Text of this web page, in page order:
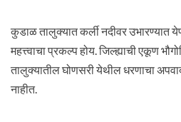
कुडाळ तालुक्यात कर्ली नदीवर उभारण्यात
महत्त्वाचा प्रकल्प होय. जिल्ह्याची एकूण
तालुक्यातील घोणसरी येथील धरणाचा
नाहीत.